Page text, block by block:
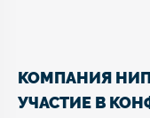
КОМПАНИЯ
УЧАСТИЕ В